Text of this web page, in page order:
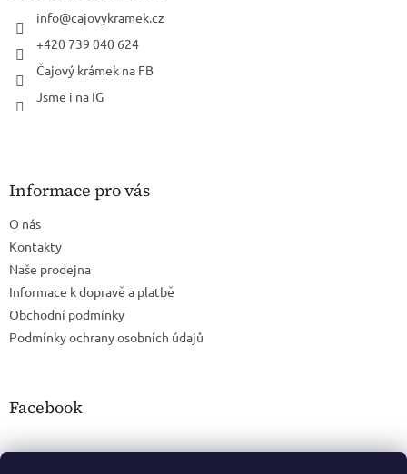
info@cajovykramek.cz
+420 739 040 624
Čajový krámek na FB
Jsme i na IG
Informace pro vás
O nás
Kontakty
Naše prodejna
Informace k dopravě a platbě
Obchodní podmínky
Podmínky ochrany osobních údajů
Facebook